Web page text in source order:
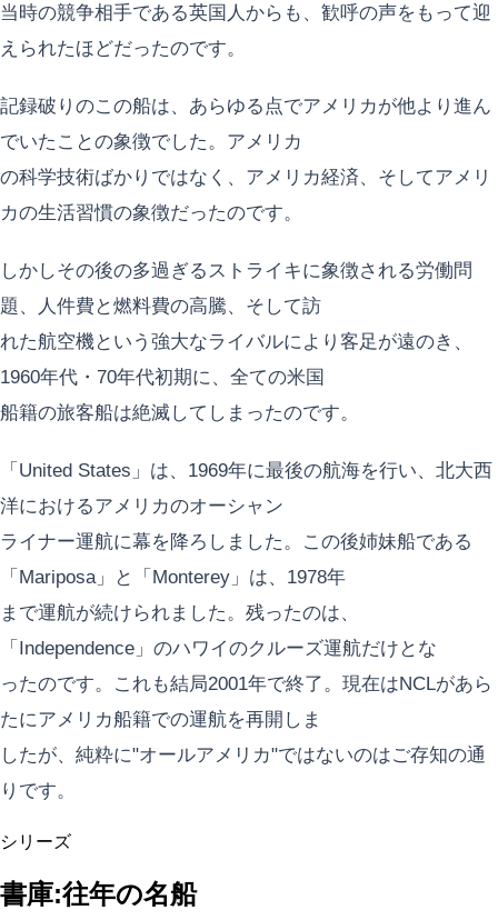
当時の競争相手である英国人からも、歓呼の声をもって迎
えられたほどだったのです。
記録破りのこの船は、あらゆる点でアメリカが他より進ん
でいたことの象徴でした。アメリカ
の科学技術ばかりではなく、アメリカ経済、そしてアメリ
カの生活習慣の象徴だったのです。
しかしその後の多過ぎるストライキに象徴される労働問
題、人件費と燃料費の高騰、そして訪
れた航空機という強大なライバルにより客足が遠のき、
1960年代・70年代初期に、全ての米国
船籍の旅客船は絶滅してしまったのです。
「United States」は、1969年に最後の航海を行い、北大西
洋におけるアメリカのオーシャン
ライナー運航に幕を降ろしました。この後姉妹船である
「Mariposa」と「Monterey」は、1978年
まで運航が続けられました。残ったのは、
「Independence」のハワイのクルーズ運航だけとな
ったのです。これも結局2001年で終了。現在はNCLがあら
たにアメリカ船籍での運航を再開しま
したが、純粋に"オールアメリカ"ではないのはご存知の通
りです。
シリーズ
書庫:往年の名船